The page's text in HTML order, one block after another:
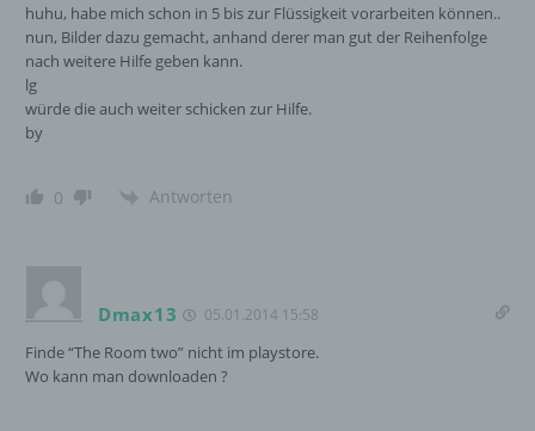
huhu, habe mich schon in 5 bis zur Flüssigkeit vorarbeiten können..
nun, Bilder dazu gemacht, anhand derer man gut der Reihenfolge
nach weitere Hilfe geben kann.
lg
würde die auch weiter schicken zur Hilfe.
by
0 Antworten
Dmax13 05.01.2014 15:58
Finde “The Room two” nicht im playstore.
Wo kann man downloaden ?
genannte Cookies, LocalStorage und
SessionStorage. Dies dient dazu, unser Angebot
nutzerfreundlicher, effektiver und sicherer zu
eine Technologie, mit welcher ihr Browser Daten
über einen Internetbrowser auf einem
verhindern.
Zahlreiche Internetseiten und Server verwenden
Cookies. Viele Cookies enthalten eine sogenannte